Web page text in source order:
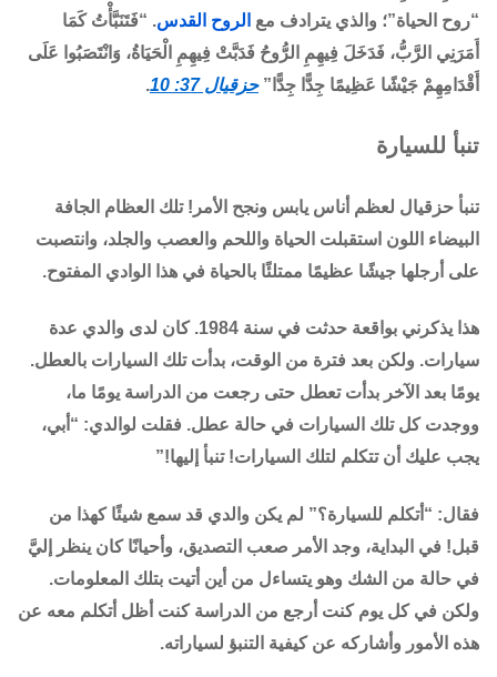
“روح الحياة”؛ والذي يترادف مع الروح القدس. “فَتَنَبَّأْتُ كَمَا
أَمَرَنِي الرَّبُّ، فَدَخَلَ فِيهِمِ الرُّوحُ فَدَبَّتْ فِيهِمِ الْحَيَاةُ، وَانْتَصَبُوا عَلَى
أَقْدَامِهِمْ جَيْشًا عَظِيمًا جِدًّا جِدًّا”حزقيال 37: 10 .
تنبأ للسيارة
تنبأ حزقيال لعظم أناس يابس ونجح الأمر! تلك العظام الجافة
البيضاء اللون استقبلت الحياة واللحم والعصب والجلد، وانتصبت
على أرجلها جيشًا عظيمًا ممتلئًا بالحياة في هذا الوادي المفتوح.
هذا يذكرني بواقعة حدثت في سنة 1984. كان لدى والدي عدة
سيارات. ولكن بعد فترة من الوقت، بدأت تلك السيارات بالعطل.
يومًا بعد الآخر بدأت تعطل حتى رجعت من الدراسة يومًا ما،
ووجدت كل تلك السيارات في حالة عطل. فقلت لوالدي: “أبي،
يجب عليك أن تتكلم لتلك السيارات! تنبأ إليها!”
فقال: “أتكلم للسيارة؟” لم يكن والدي قد سمع شيئًا كهذا من
قبل! في البداية، وجد الأمر صعب التصديق، وأحيانًا كان ينظر إليَّ
في حالة من الشك وهو يتساءل من أين أتيت بتلك المعلومات.
ولكن في كل يوم كنت أرجع من الدراسة كنت أظل أتكلم معه عن
هذه الأمور وأشاركه عن كيفية التنبؤ لسياراته.